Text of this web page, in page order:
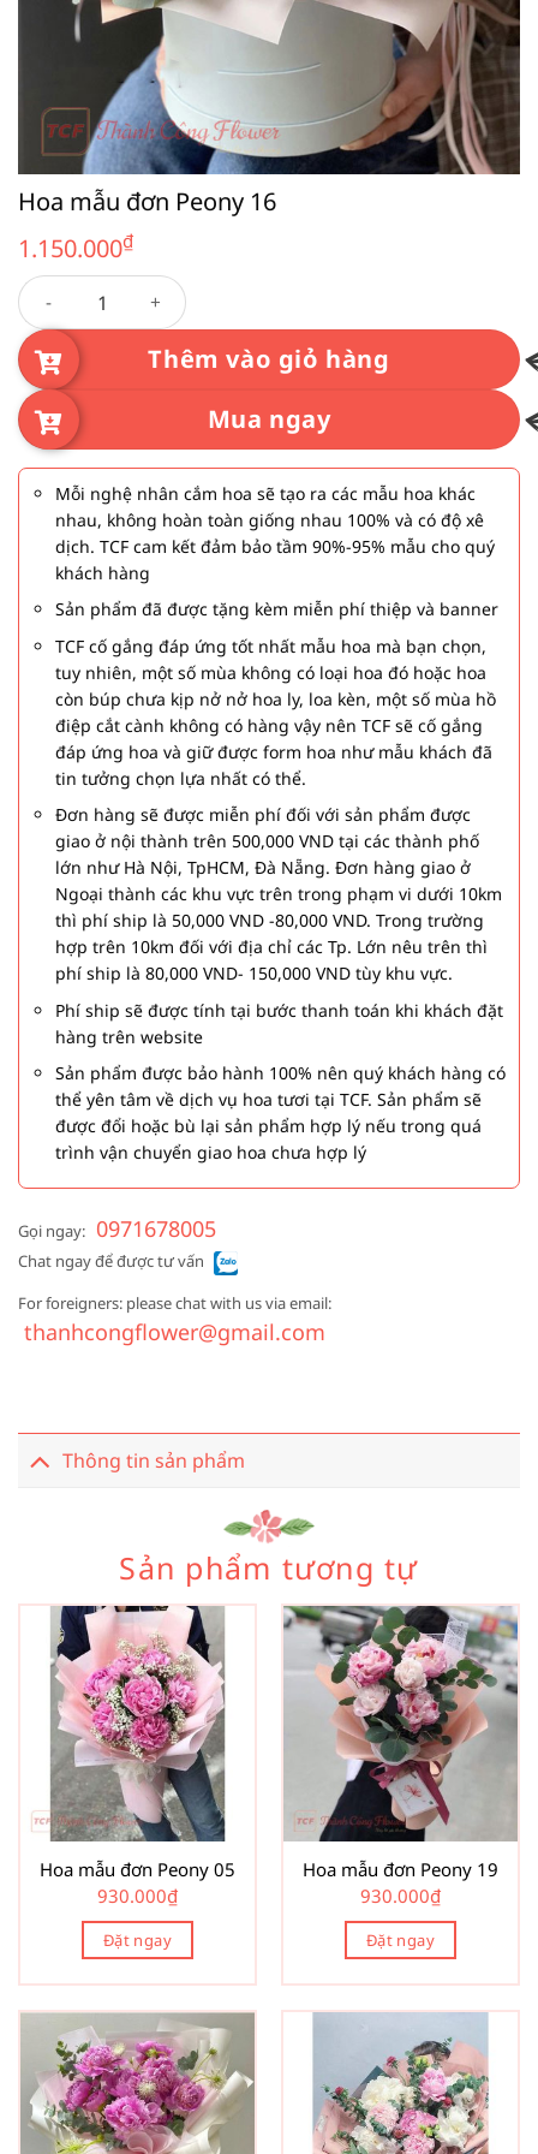
Hoa mẫu đơn Peony 16
1.150.000₫
Hoa mẫu đơn Peony 16 số lượng
Thêm vào giỏ hàng
Mua ngay
Mỗi nghệ nhân cắm hoa sẽ tạo ra các mẫu hoa khác
nhau, không hoàn toàn giống nhau 100% và có độ xê
dịch. TCF cam kết đảm bảo tầm 90%-95% mẫu cho quý
khách hàng
Sản phẩm đã được tặng kèm miễn phí thiệp và banner
TCF cố gắng đáp ứng tốt nhất mẫu hoa mà bạn chọn,
tuy nhiên, một số mùa không có loại hoa đó hoặc hoa
còn búp chưa kịp nở nở hoa ly, loa kèn, một số mùa hồ
điệp cắt cành không có hàng vậy nên TCF sẽ cố gắng
đáp ứng hoa và giữ được form hoa như mẫu khách đã
tin tưởng chọn lựa nhất có thể.
Đơn hàng sẽ được miễn phí đối với sản phẩm được
giao ở nội thành trên 500,000 VND tại các thành phố
lớn như Hà Nội, TpHCM, Đà Nẵng. Đơn hàng giao ở
Ngoại thành các khu vực trên trong phạm vi dưới 10km
thì phí ship là 50,000 VND -80,000 VND. Trong trường
hợp trên 10km đối với địa chỉ các Tp. Lớn nêu trên thì
phí ship là 80,000 VND- 150,000 VND tùy khu vực.
Phí ship sẽ được tính tại bước thanh toán khi khách đặt
hàng trên website
Sản phẩm được bảo hành 100% nên quý khách hàng có
thể yên tâm về dịch vụ hoa tươi tại TCF. Sản phẩm sẽ
được đổi hoặc bù lại sản phẩm hợp lý nếu trong quá
trình vận chuyển giao hoa chưa hợp lý
Gọi ngay: 0971678005
Chat ngay để được tư vấn
For foreigners: please chat with us via email:
thanhcongflower@gmail.com
Thông tin sản phẩm
Sản phẩm tương tự
Hoa mẫu đơn Peony 05
930.000₫
Đặt ngay
Hoa mẫu đơn Peony 19
930.000₫
Đặt ngay